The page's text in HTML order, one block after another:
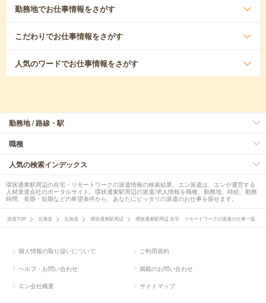
勤務地でお仕事情報をさがす
こだわりでお仕事情報をさがす
人気のワードでお仕事情報をさがす
勤務地 / 路線・駅
職種
人気の検索インデックス
環状通東駅周辺の在宅・リモートワークの派遣情報の検索結果。エン派遣は、エンが運営する
人材派遣会社のポータルサイト。環状通東駅周辺の派遣/求人情報を職種、勤務地、時給、勤務
時間、長期・短期などの希望条件から、あなたにピッタリの派遣のお仕事を探せます。
派遣TOP 北海道 北海道 環状通東駅周辺 環状通東駅周辺 在宅・リモートワークの派遣の仕事一覧
個人情報の取り扱いについて ご利用規約
ヘルプ・お問い合わせ 掲載のお問い合わせ
エン会社概要 サイトマップ